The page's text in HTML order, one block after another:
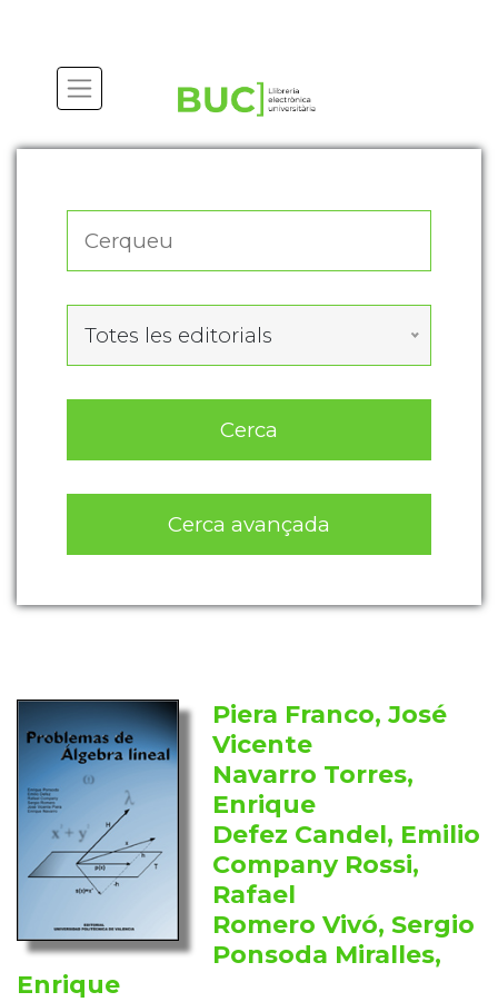
Totes les editorials
Cerca
Cerca avançada
Piera Franco, José
Vicente
Navarro Torres,
Enrique
Defez Candel, Emilio
Company Rossi,
Rafael
Romero Vivó, Sergio
Ponsoda Miralles,
Enrique